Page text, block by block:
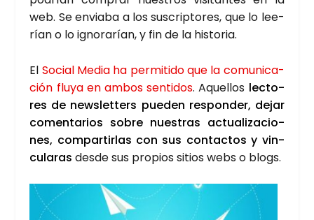
web. Se envia­ba a los sus­crip­to­res, que lo lee­
rían o lo igno­ra­rían, y fin de la his­to­ria.
El Social Media ha per­mi­ti­do que la comu­ni­ca­
ción flu­ya en ambos sen­ti­dos. Aque­llos lec­to­
res de news­let­ters pue­den res­pon­der, dejar
comen­ta­rios sobre nues­tras actua­li­za­cio­
nes, com­par­tir­las con sus con­tac­tos y vin­
cu­la­ras des­de sus pro­pios sitios webs o blogs.